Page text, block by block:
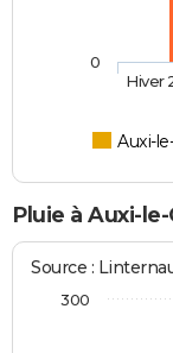
Auxi-
Hiver
0
Pluie à Auxi-
Source :
300